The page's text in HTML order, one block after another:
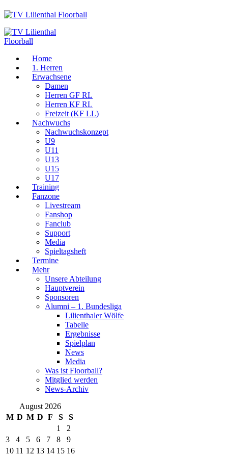
Home
1. Herren
Erwachsene
Damen
Herren GF RL
Herren KF RL
Freizeit (KF LL)
Nachwuchs
Nachwuchskonzept
U9
U11
U13
U15
U17
Training
Fanzone
Livestream
Fanshop
Fanclub
Support
Media
Spieltagsheft
Termine
Mehr
Unsere Abteilung
Hauptverein
Sponsoren
Alumni – 1. Bundesliga
Lilienthaler Wölfe
Tabelle
Ergebnisse
Spielplan
News
Media
Was ist Floorball?
Mitglied werden
News-Archiv
August 2026
M D M D F S
S
1
2
3
4 5 6 7 8
9
10 11 12 13 14 15 16